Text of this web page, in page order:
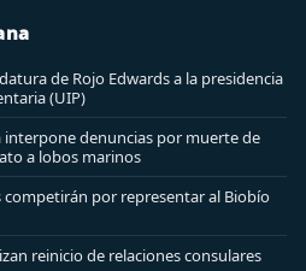
de Rojo Edwards a la presidencia
(UIP)
interpone denuncias por muerte de
a lobos marinos
competirán por representar al Biobío
reinicio de relaciones consulares